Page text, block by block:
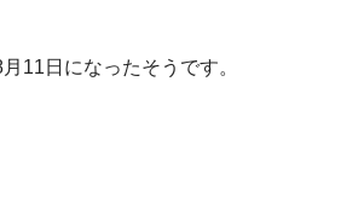
11日になったそうです。